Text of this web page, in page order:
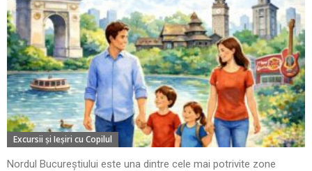
Excursii şi Ieşiri cu Copilul
Nordul Bucureștiului este una dintre cele mai potrivite zone